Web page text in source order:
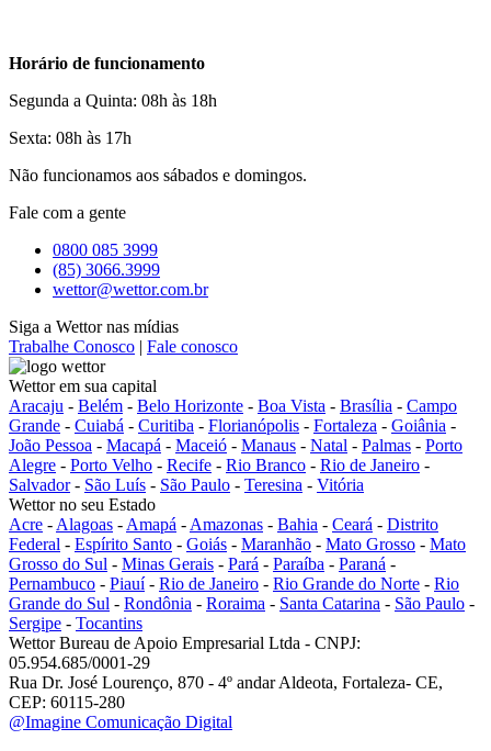
Horário de funcionamento
Segunda a Quinta: 08h às 18h
Sexta: 08h às 17h
Não funcionamos aos sábados e domingos.
Fale com a gente
0800 085 3999
(85) 3066.3999
wettor@wettor.com.br
Siga a Wettor nas mídias
Trabalhe Conosco | Fale conosco
Wettor em sua capital
Aracaju - Belém - Belo Horizonte - Boa Vista - Brasília - Campo
Grande - Cuiabá - Curitiba - Florianópolis - Fortaleza - Goiânia -
João Pessoa - Macapá - Maceió - Manaus - Natal - Palmas - Porto
Alegre - Porto Velho - Recife - Rio Branco - Rio de Janeiro -
Salvador- São Luís - São Paulo - Teresina - Vitória
Wettor no seu Estado
Acre - Alagoas - Amapá - Amazonas - Bahia - Ceará - Distrito
Federal - Espírito Santo - Goiás - Maranhão - Mato Grosso - Mato
Grosso do Sul - Minas Gerais - Pará - Paraíba - Paraná -
Pernambuco - Piauí- Rio de Janeiro - Rio Grande do Norte - Rio
Grande do Sul - Rondônia - Roraima - Santa Catarina - São Paulo -
Sergipe - Tocantins
Wettor Bureau de Apoio Empresarial Ltda - CNPJ:
05.954.685/0001-29
Rua Dr. José Lourenço, 870 - 4º andar Aldeota, Fortaleza- CE,
CEP: 60115-280
@Imagine Comunicação Digital